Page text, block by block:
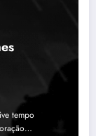
tempo